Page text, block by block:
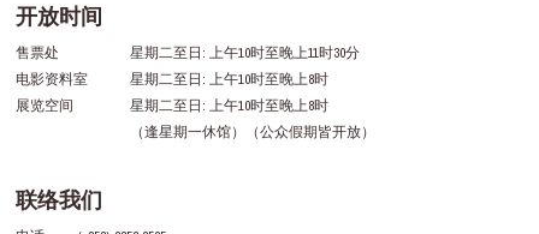
开放时间
售票处
星期二至日: 上午10时至晚上11时30分
电影资料室
星期二至日: 上午10时至晚上8时
展览空间
星期二至日: 上午10时至晚上8时
（逢星期一休馆）（公众假期皆开放）
联络我们